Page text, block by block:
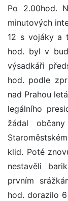
Po 2.00hod.
minutových
12 s vojáky a
hod. byl v
výsadkáři
hod. podle
nad Prahou
legálního
žádal
klid. Poté
nestavěli
prvním
hod. dorazilo